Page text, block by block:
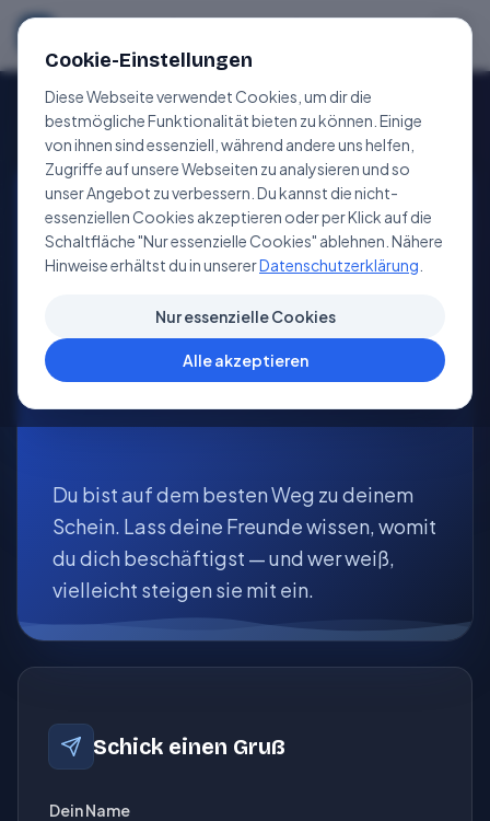
GRUSS SENDEN
Ahoi.
Du bist auf dem besten Weg zu deinem
Schein. Lass deine Freunde wissen, womit
du dich beschäftigst — und wer weiß,
vielleicht steigen sie mit ein.
Schick einen Gruß
Dein Name
Cookie-Einstellungen
Diese Webseite verwendet Cookies, um dir die
bestmögliche Funktionalität bieten zu können. Einige
von ihnen sind essenziell, während andere uns helfen,
Zugriffe auf unsere Webseiten zu analysieren und so
unser Angebot zu verbessern. Du kannst die nicht-
essenziellen Cookies akzeptieren oder per Klick auf die
Schaltfläche "Nur essenzielle Cookies" ablehnen. Nähere
Hinweise erhältst du in unsererDatenschutzerklärung
Nur essenzielle Cookies
Alle akzeptieren